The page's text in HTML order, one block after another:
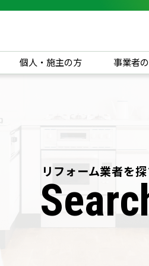
個人・施主の方 事業者
リフォーム業者を